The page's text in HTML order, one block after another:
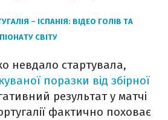
– ІСПАНІЯ: ВІДЕО ГОЛІВ ТА
СВІТУ
невдало стартувала,
поразки від збірної
результат у матчі
фактично поховає